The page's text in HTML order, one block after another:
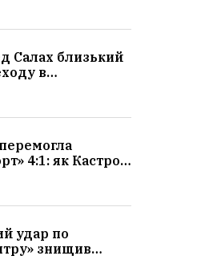
Салах близький
в
зарплата,
4:1: як Кастро
рахунок голам,
удар по
знищив
завод плитки: